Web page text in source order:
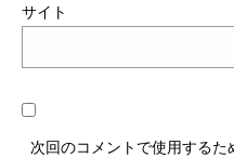
サイト
次回のコメントで使用する